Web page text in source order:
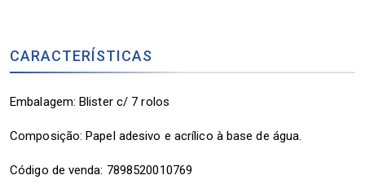
CARACTERÍSTICAS
Embalagem: Blister c/ 7 rolos
Composição: Papel adesivo e acrílico à base de água.
Código de venda: 7898520010769